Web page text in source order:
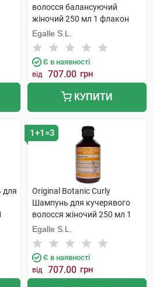
волосся балансуючий
жіночий 250 мл 1 флакон
Egalle S.L.
Є в наявності
від 707.00 грн
КУПИТИ
для
1+1=3
Original Botanic Curly
Шампунь для кучерявого
волосся жіночий 250 мл 1
флакон
Egalle S.L.
Є в наявності
від 707.00 грн